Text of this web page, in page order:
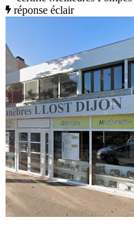
réponse éclair